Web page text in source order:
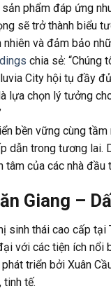
phẩm đáp ứng
sẽ trở thành biểu
và đảm bảo
chia sẻ:
City hội tụ đầy
lựa chọn lý tưởng
bền vững cùng
dẫn trong tương lai.
tâm của các nhà đầu
Giang –
thái cao cấp tại
với các tiện ích nổi
triển bởi Xuân
tinh tế.